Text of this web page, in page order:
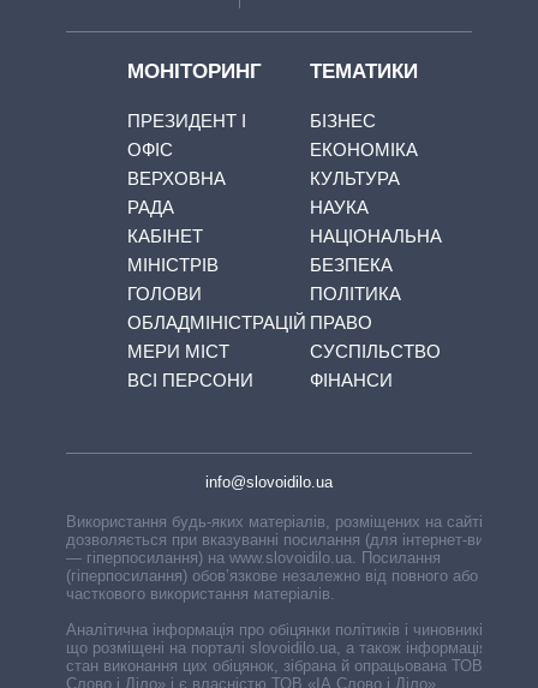
МОНІТОРИНГ
ПРЕЗИДЕНТ І
ОФІС
ВЕРХОВНА
РАДА
КАБІНЕТ
МІНІСТРІВ
ГОЛОВИ
ОБЛАДМІНІСТРАЦІЙ
МЕРИ МІСТ
ВСІ ПЕРСОНИ
ТЕМАТИКИ
БІЗНЕС
ЕКОНОМІКА
КУЛЬТУРА
НАУКА
НАЦІОНАЛЬНА
БЕЗПЕКА
ПОЛІТИКА
ПРАВО
СУСПІЛЬСТВО
ФІНАНСИ
info@slovoidilo.ua
Використання будь-яких матеріалів, розміщених на сайті,
дозволяється при вказуванні посилання (для інтернет-видань
— гіперпосилання) на www.slovoidilo.ua. Посилання
(гіперпосилання) обов’язкове незалежно від повного або
часткового використання матеріалів.
Аналітична інформація про обіцянки політиків і чиновників,
що розміщені на порталі slovoidilo.ua, а також інформація про
стан виконання цих обіцянок, зібрана й опрацьована ТОВ «ІА
Слово і Діло» і є власністю ТОВ «ІА Слово і Діло».